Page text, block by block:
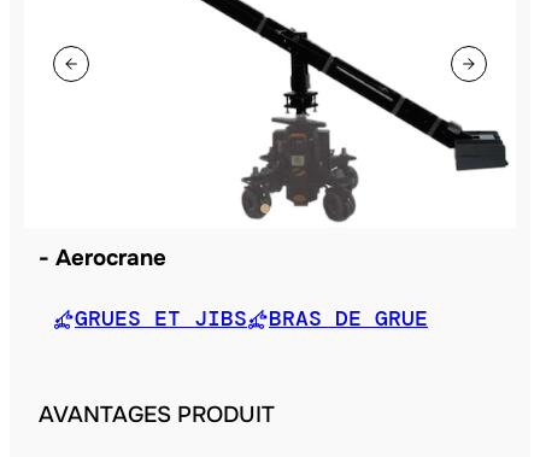
Aerocrane
GRUES ET JIBS BRAS DE GRUE
AVANTAGES PRODUIT